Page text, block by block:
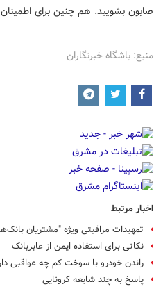
صابون بشویید. هم چنین برای
منبع: باشگاه خبرنگاران
اخبار مرتبط
تمهیدات مراقبتی ویژه "مشتریان
نکاتی برای استفاده ایمن از عابربانک
راندن خودرو با سوخت کم چه عواقبی
پاسخ به چند شایعه کرونایی